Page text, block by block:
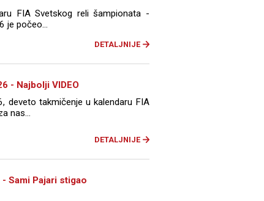
FIA Svetskog reli šampionata -
je počeo...
DETALJNIJE
- Najbolji VIDEO
deveto takmičenje u kalendaru FIA
nas...
DETALJNIJE
Sami Pajari stigao